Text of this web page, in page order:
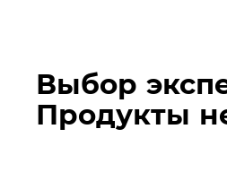
Выбор
Продукты